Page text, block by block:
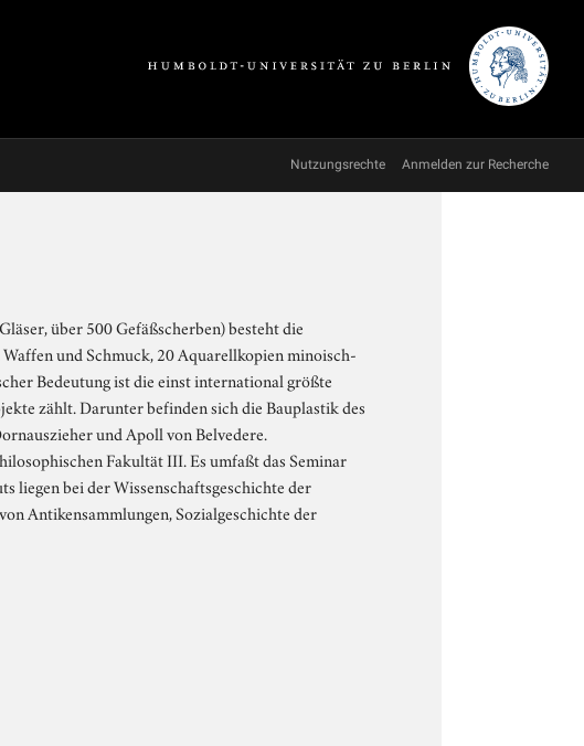
Nutzungsrechte Anmelden zur Recherche
über 500 Gefäßscherben) besteht die
und Schmuck, 20 Aquarellkopien minoisch-
Bedeutung ist die einst international größte
zählt. Darunter befinden sich die Bauplastik des
und Apoll von Belvedere.
Fakultät III. Es umfaßt das Seminar
liegen bei der Wissenschaftsgeschichte der
Antikensammlungen, Sozialgeschichte der